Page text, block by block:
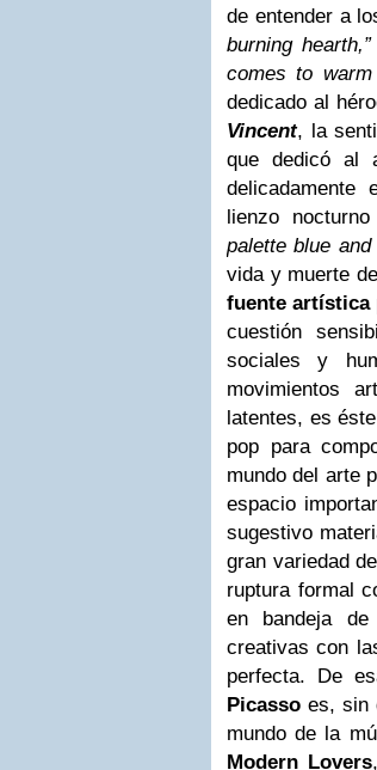
de entender a
burning
comes to warm
dedicado al
Vincent, la
que dedicó al
delicadamente
lienzo
palette blue
vida y muerte
fuente artística
cuestión
sociales y
movimientos
latentes, es
pop para
mundo del arte
espacio
sugestivo
gran variedad
ruptura formal
en bandeja
creativas con
perfecta. De
Picasso es, sin
mundo de la
Modern Lovers